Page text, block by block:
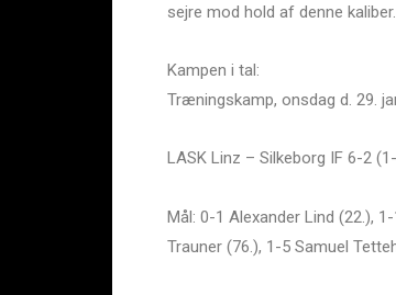
sejre mod hold af denne kaliber.
Kampen i tal:
Træningskamp, onsdag d. 29.
LASK Linz – Silkeborg IF 6-2
Mål: 0-1 Alexander Lind (22.),
Trauner (76.), 1-5 Samuel